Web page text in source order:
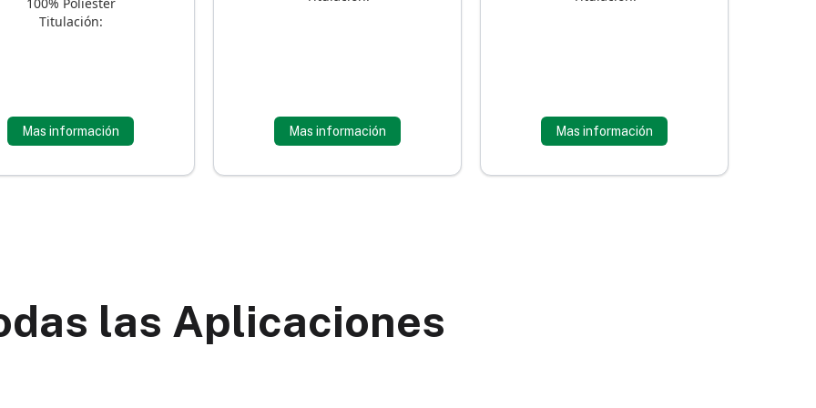
Titulación:
Mas información Mas información Mas información
las Aplicaciones